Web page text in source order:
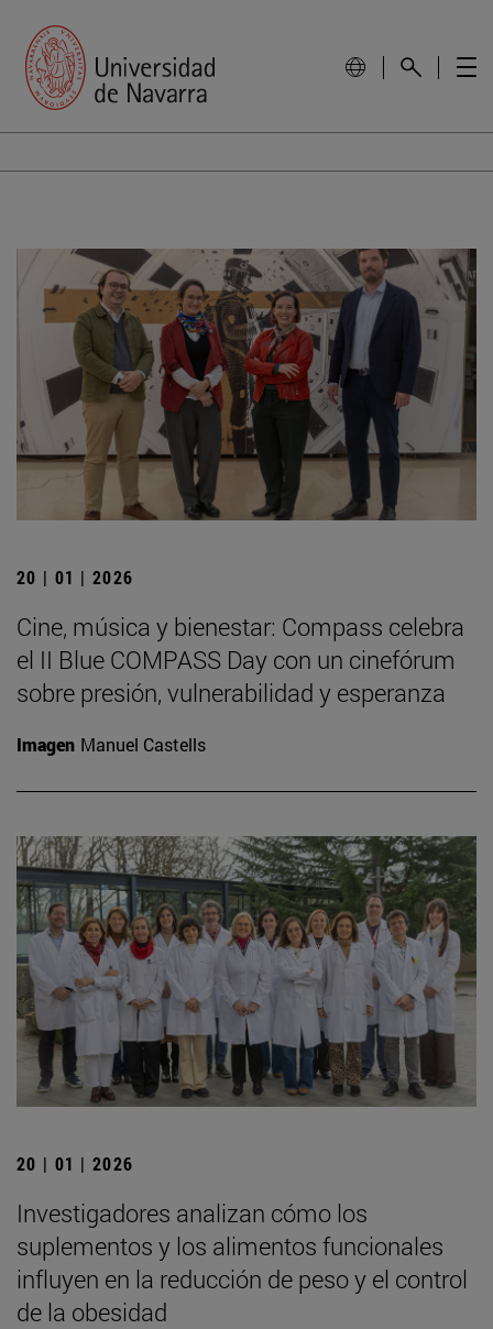
20 | 01 | 2026
Cine, música y bienestar: Compass celebra
el II Blue COMPASS Day con un cinefórum
sobre presión, vulnerabilidad y esperanza
Imagen Manuel Castells
20 | 01 | 2026
Investigadores analizan cómo los
suplementos y los alimentos funcionales
influyen en la reducción de peso y el control
de la obesidad